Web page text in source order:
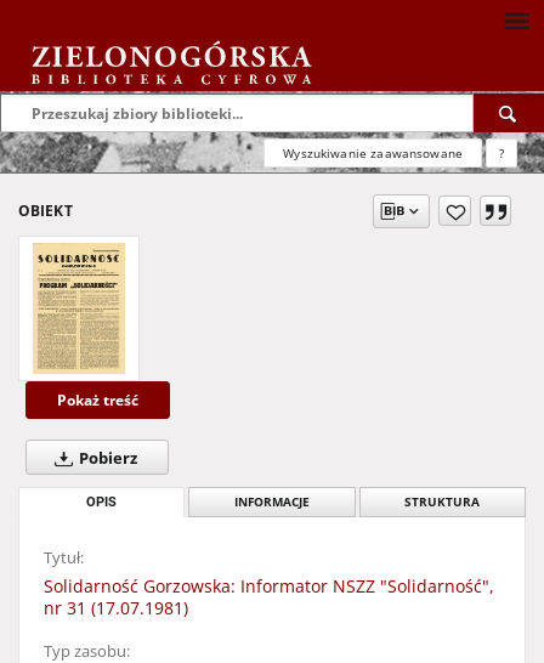
Wyszukiwanie zaawansowane ?
OBIEKT
Pokaż treść
Pobierz
OPIS INFORMACJE STRUKTURA
Tytuł:
Solidarność Gorzowska: Informator NSZZ "Solidarność",
nr 31 (17.07.1981)
Typ zasobu: